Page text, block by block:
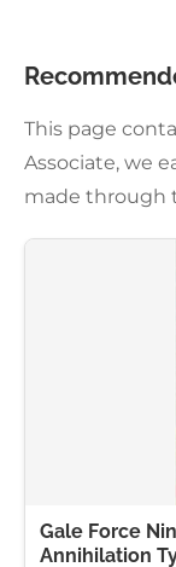
This page
Associate, we
made through
Gale Force
Annihilation